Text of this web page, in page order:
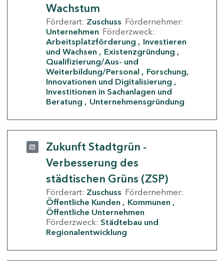
Wachstum
Förderart: Zuschuss Fördernehmer:
Unternehmen Förderzweck:
Arbeitsplatzförderung
Investieren
und Wachsen
Existenzgründung
Qualifizierung/Aus- und
Weiterbildung/Personal
Forschung,
Innovationen und Digitalisierung
Investitionen in Sachanlagen und
Beratung
Unternehmensgründung
Zukunft Stadtgrün -
Verbesserung des
städtischen Grüns (ZSP)
Förderart: Zuschuss Fördernehmer:
Öffentliche Kunden
Kommunen
Öffentliche Unternehmen
Förderzweck: Städtebau und
Regionalentwicklung